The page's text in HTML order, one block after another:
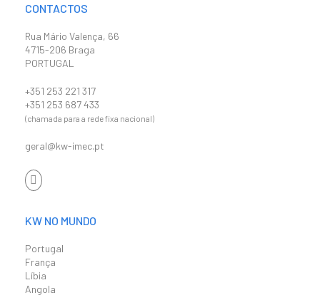
CONTACTOS
Rua Mário Valença, 66
4715-206 Braga
PORTUGAL
+351 253 221 317
+351 253 687 433
(chamada para a rede fixa nacional)
geral@kw-imec.pt
KW NO MUNDO
Portugal
França
Líbia
Angola